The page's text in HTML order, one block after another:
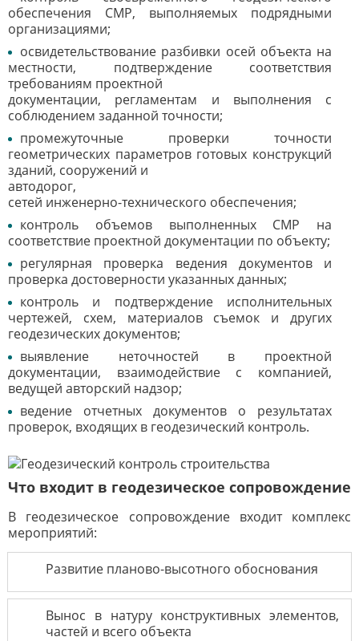
обеспечения СМР, выполняемых подрядными
организациями;
освидетельствование разбивки осей объекта на
местности, подтверждение соответствия
требованиям проектной
документации, регламентам и выполнения с
соблюдением заданной точности;
промежуточные проверки точности
геометрических параметров готовых конструкций
зданий, сооружений и
автодорог,
сетей инженерно-технического обеспечения;
контроль объемов выполненных СМР на
соответствие проектной документации по объекту;
регулярная проверка ведения документов и
проверка достоверности указанных данных;
контроль и подтверждение исполнительных
чертежей, схем, материалов съемок и других
геодезических документов;
выявление неточностей в проектной
документации, взаимодействие с компанией,
ведущей авторский надзор;
ведение отчетных документов о результатах
проверок, входящих в геодезический контроль.
Что входит в геодезическое сопровождение
В геодезическое сопровождение входит комплекс
мероприятий:
Развитие планово-высотного обоснования
Вынос в натуру конструктивных элементов,
частей и всего объекта